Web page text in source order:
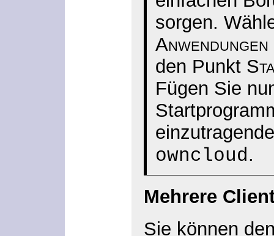
sorgen.
Anwendungen
den Punkt
Fügen Sie
owncloud.
Mehrere
Sie können